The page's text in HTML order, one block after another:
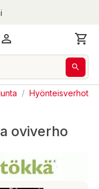
/ Hyönteisverhot
oviverho